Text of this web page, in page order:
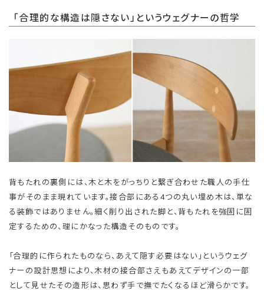
「合理的な構造は隠さない」というウェグナーの哲学
背もたれの裏側には、木と木をがっちりと繋ぎ合わせた職人の手仕
事がそのまま現れています。接合部にある4つの丸い埋め木は、単な
る装飾ではありません。細く削り出された脚と、背もたれを強固に固
定するための、理にかなった構造そのものです。
「合理的に作られたものなら、あえて隠す必要はない」というウェグ
ナーの設計思想により、木材の接合部さえもあえてデザインの一部
として見せたその造形は、思わず手で撫でたくなるほど滑らかです。